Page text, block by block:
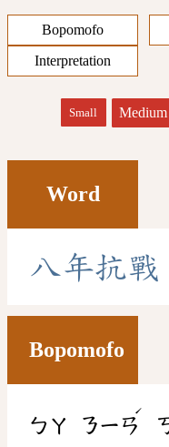
Bopomofo
Interpretation
Small Medium
Word
八年抗戰
Bopomofo
ㄅㄚ ㄋㄧㄢ
ˊ